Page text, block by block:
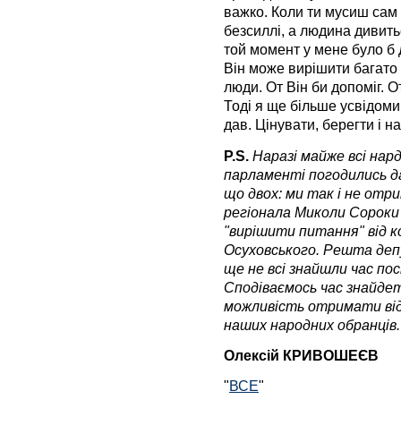
важко. Коли ти мусиш
безсиллі, а людина
той момент у мене було б
Він може вирішити
люди. От Він би допоміг.
Тоді я ще більше
дав. Цінувати, берегти і
P.S. Наразі майже всі
парламенті погодились
що двох: ми так і не
регіонала Миколи
"вирішити питання" від
Осуховського. Решта
ще не всі знайшли час
Сподіваємось час
можливість отримати
наших народних обранців.
Олексій КРИВОШЕЄВ
"ВСЕ"